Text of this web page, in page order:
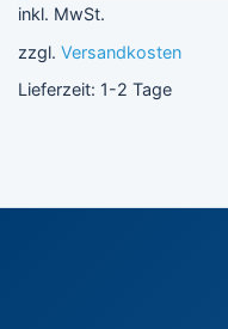
inkl. MwSt.
zzgl. Versandkosten
Lieferzeit: 1-2 Tage